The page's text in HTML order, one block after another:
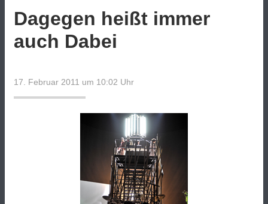
Dagegen heißt immer
auch Dabei
17. Februar 2011 um 10:02 Uhr